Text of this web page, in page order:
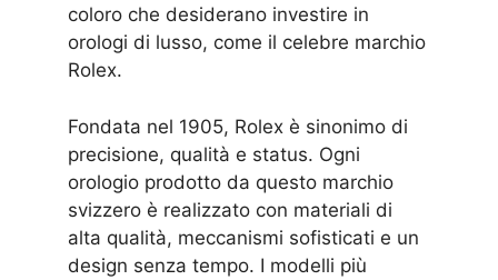
coloro che desiderano investire in
orologi di lusso, come il celebre marchio
Rolex.
Fondata nel 1905, Rolex è sinonimo di
precisione, qualità e status. Ogni
orologio prodotto da questo marchio
svizzero è realizzato con materiali di
alta qualità, meccanismi sofisticati e un
design senza tempo. I modelli più